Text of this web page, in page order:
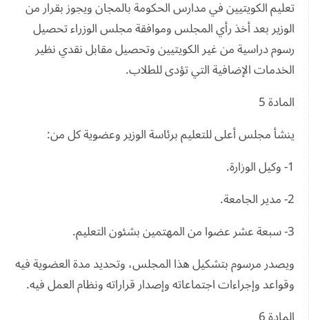
تعليم الكويتيين في مدارس الحكومة بالمجان ويجوز بقرار من
الوزير بعد أخذ رأي المجلس وموافقة مجلس الوزراء تحصيل
رسوم دراسية من غير الكويتيين وتحصيل مقابل نقدي نظير
الخدمات الإضافية التي تؤدى للطلاب.
المادة 5
ينشأ مجلس أعلى للتعليم برئاسة الوزير وعضوية كل من:
1- وكيل الوزارة.
2- مدير الجامعة.
3- سبعة عشر عضوا من المهتمين بشئون التعليم.
ويصدر مرسوم بتشكيل هذا المجلس، وتحديد مدة العضوية فيه
وقواعد وإجراءات اجتماعاته وإصدار قراراته ونظام العمل فيه.